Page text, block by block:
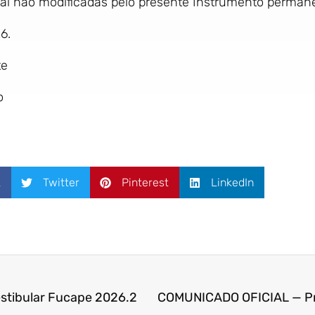
Twitter Pinterest LinkedIn
Fucape 2026.2